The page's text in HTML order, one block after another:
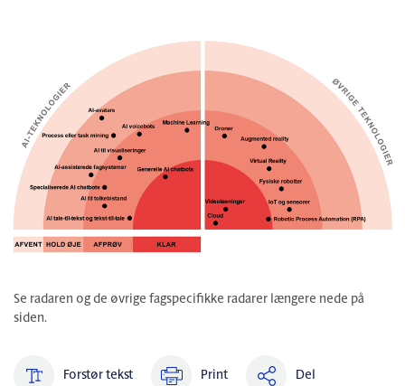
Se radaren og de øvrige fagspecifikke radarer længere nede på
siden.
Forstør tekst Print Del